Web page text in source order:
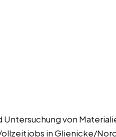
von
in Glienicke/